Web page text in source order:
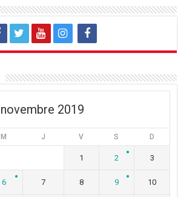
novembre 2019
M J V S D
1 2 3
6 7 8 9 10